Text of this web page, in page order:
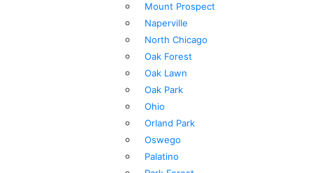
Mount Prospect
Naperville
North Chicago
Oak Forest
Oak Lawn
Oak Park
Ohio
Orland Park
Oswego
Palatino